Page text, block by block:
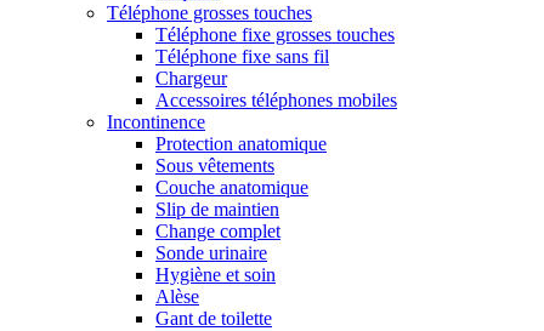
Téléphone grosses touches
Téléphone fixe grosses touches
Téléphone fixe sans fil
Chargeur
Accessoires téléphones mobiles
Incontinence
Protection anatomique
Sous vêtements
Couche anatomique
Slip de maintien
Change complet
Sonde urinaire
Hygiène et soin
Alèse
Gant de toilette